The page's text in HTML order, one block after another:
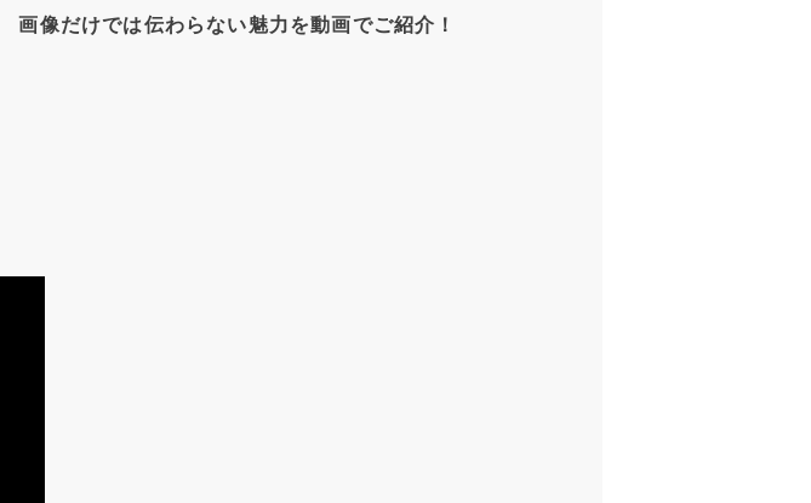
画像だけでは伝わらない魅力を動画でご紹介！